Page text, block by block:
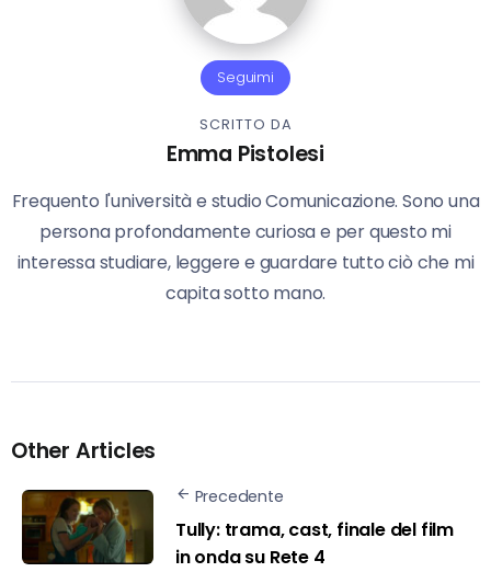
Seguimi
SCRITTO DA
Emma Pistolesi
Frequento l'università e studio Comunicazione. Sono una
persona profondamente curiosa e per questo mi
interessa studiare, leggere e guardare tutto ciò che mi
capita sotto mano.
Other Articles
Precedente
Tully: trama, cast, finale del film
in onda su Rete 4